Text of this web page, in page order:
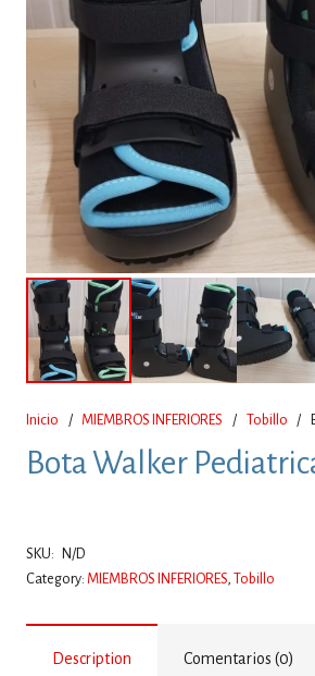
Inicio / MIEMBROS INFERIORES / Tobillo /
Bota Walker
SKU: N/D
Category: MIEMBROS INFERIORES, Tobillo
Description Comentarios (0)